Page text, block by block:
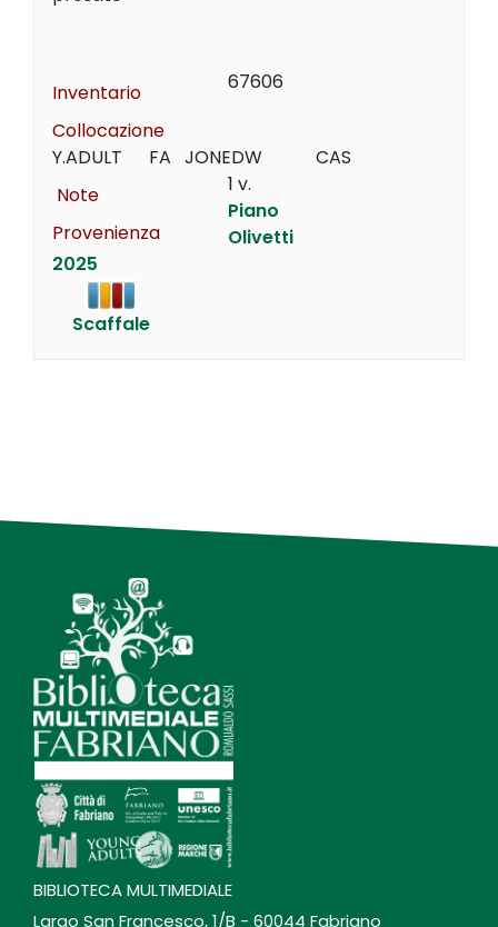
Inventario
67606
Collocazione
Y.ADULT      FA   JONEDW            CAS
Note
1 v.
Provenienza
Piano
Olivetti
2025
Scaffale
BIBLIOTECA MULTIMEDIALE
Largo San Francesco, 1/B - 60044 Fabriano